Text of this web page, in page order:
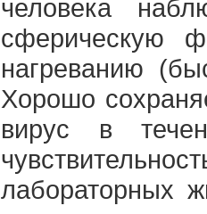
человека
сферическую
нагреванию
Хорошо
вирус в
лабораторных